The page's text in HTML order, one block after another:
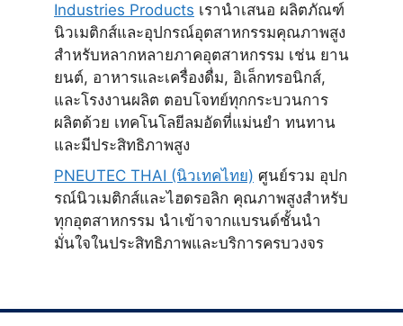
Industries Products เรานำเสนอ ผลิตภัณฑ์
นิวเมติกส์และอุปกรณ์อุตสาหกรรมคุณภาพสูง
สำหรับหลากหลายภาคอุตสาหกรรม เช่น ยาน
ยนต์, อาหารและเครื่องดื่ม, อิเล็กทรอนิกส์,
และโรงงานผลิต ตอบโจทย์ทุกกระบวนการ
ผลิตด้วย เทคโนโลยีลมอัดที่แม่นยำ ทนทาน
และมีประสิทธิภาพสูง
PNEUTEC THAI (นิวเทคไทย) ศูนย์รวม อุปก
รณ์นิวเมติกส์และไฮดรอลิก คุณภาพสูงสำหรับ
ทุกอุตสาหกรรม นำเข้าจากแบรนด์ชั้นนำ
มั่นใจในประสิทธิภาพและบริการครบวงจร